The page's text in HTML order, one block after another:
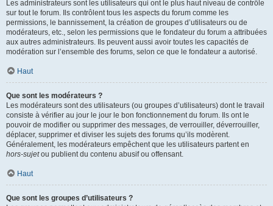
Les administrateurs sont les utilisateurs qui ont le plus haut niveau de contrôle
sur tout le forum. Ils contrôlent tous les aspects du forum comme les
permissions, le bannissement, la création de groupes d’utilisateurs ou de
modérateurs, etc., selon les permissions que le fondateur du forum a attribuées
aux autres administrateurs. Ils peuvent aussi avoir toutes les capacités de
modération sur l’ensemble des forums, selon ce que le fondateur a autorisé.
Haut
Que sont les modérateurs ?
Les modérateurs sont des utilisateurs (ou groupes d’utilisateurs) dont le travail
consiste à vérifier au jour le jour le bon fonctionnement du forum. Ils ont le
pouvoir de modifier ou supprimer des messages, de verrouiller, déverrouiller,
déplacer, supprimer et diviser les sujets des forums qu’ils modèrent.
Généralement, les modérateurs empêchent que les utilisateurs partent en
hors-sujetou publient du contenu abusif ou offensant.
Haut
Que sont les groupes d’utilisateurs ?